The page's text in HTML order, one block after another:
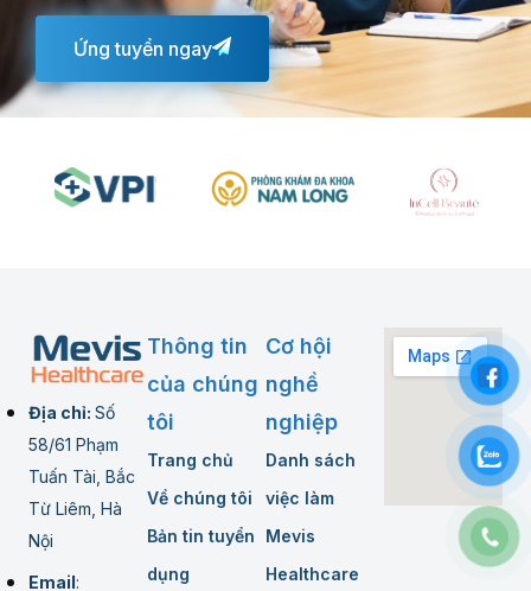
Ứng tuyển ngay
Địa chỉ: Số
58/61 Phạm
Tuấn Tài, Bắc
Từ Liêm, Hà
Nội
Email:
Thông tin
của chúng
tôi
Trang chủ
Về chúng tôi
Bản tin tuyển
dụng
Cơ hội
nghề
nghiệp
Danh sách
việc làm
Mevis
Healthcare